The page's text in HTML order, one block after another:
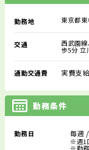
勤務地 東京都
交通 西武園
歩5分
通勤交通費 実費支給
勤務条件
勤務日 毎週
※週1
※勤